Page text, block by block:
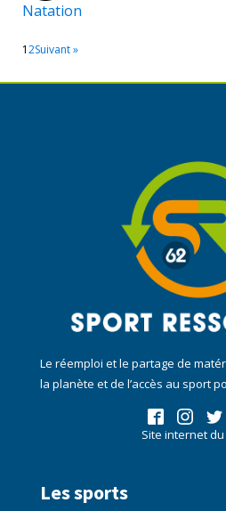
Natation
12Suivant »
Le réemploi et le partage de
la planète et de l’accès au sport
Site internet du
Les sports